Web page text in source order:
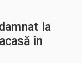
la
în